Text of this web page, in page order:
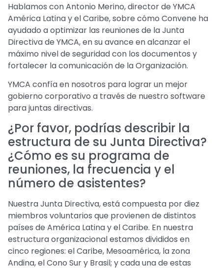
Hablamos con Antonio Merino, director de YMCA
América Latina y el Caribe, sobre cómo Convene ha
ayudado a optimizar las reuniones de la Junta
Directiva de YMCA, en su avance en alcanzar el
máximo nivel de seguridad con los documentos y
fortalecer la comunicación de la Organización.
YMCA confía en nosotros para lograr un mejor
gobierno corporativo a través de nuestro software
para juntas directivas.
¿Por favor, podrías describir la
estructura de su Junta Directiva?
¿Cómo es su programa de
reuniones, la frecuencia y el
número de asistentes?
Nuestra Junta Directiva, está compuesta por diez
miembros voluntarios que provienen de distintos
países de América Latina y el Caribe. En nuestra
estructura organizacional estamos divididos en
cinco regiones: el Caribe, Mesoamérica, la zona
Andina, el Cono Sur y Brasil; y cada una de estas